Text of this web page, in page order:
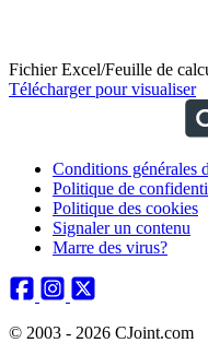
Fichier Excel/Feuille de
Télécharger pour visualiser
Conditions générales
Politique de
Politique des cookies
Signaler un contenu
Marre des virus?
© 2003 - 2026 CJoint.com